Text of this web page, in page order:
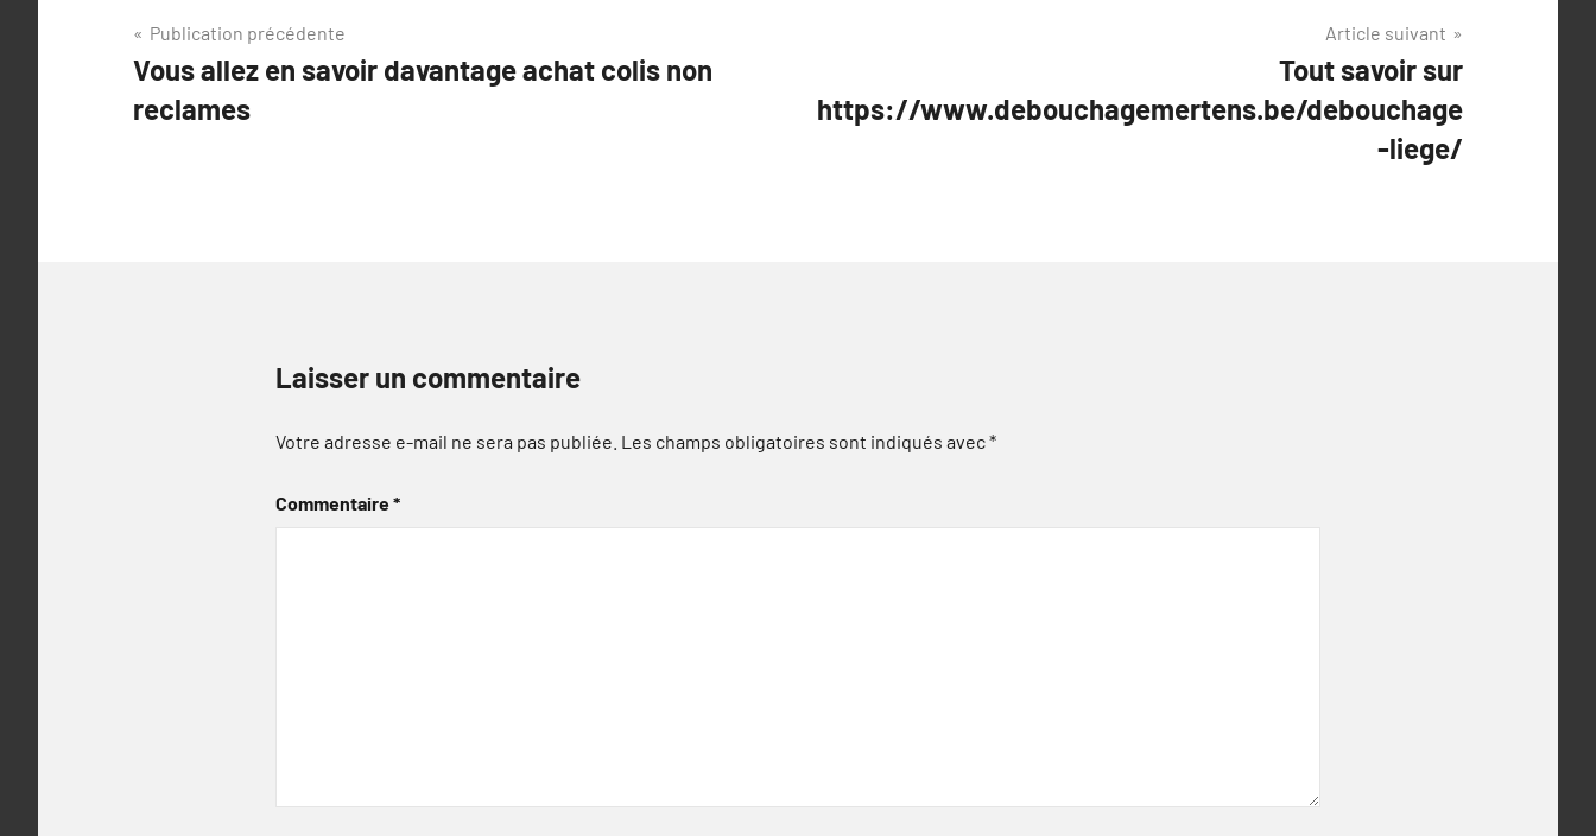
Navigation
de
l’article
Publication précédente
Vous allez en savoir davantage achat colis non
reclames
Article suivant
Tout savoir sur
https://www.debouchagemertens.be/debouchage
-liege/
Laisser un commentaire
Votre adresse e-mail ne sera pas publiée. Les champs obligatoires sont indiqués avec*
Commentaire*